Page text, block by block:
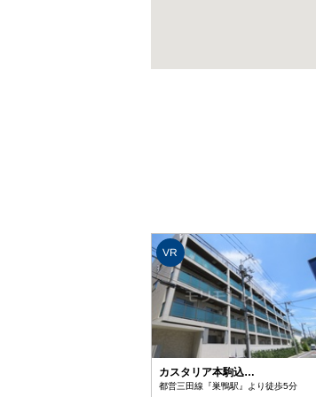
VR
カスタリア本駒込…
都営三田線『巣鴨駅』より徒歩5分